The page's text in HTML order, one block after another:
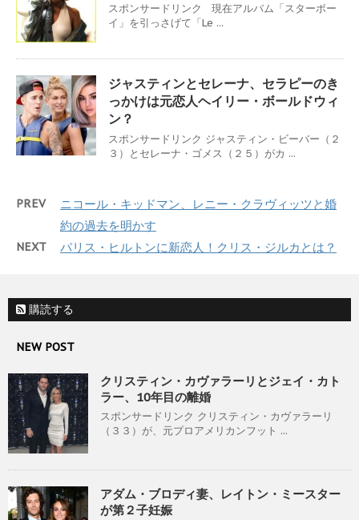
スポンサードリンク 現在アルバム「スターボー
イ」を引っさげて「Le ...
ジャスティンとセレーナ、セラピーのき
っかけは元恋人ヘイリー・ボールドウィ
ン？
スポンサードリンク ジャスティン・ビーバー（２
３）とセレーナ・ゴメス（２５）がカ ...
PREV
ニコール・キッドマン、レニー・クラヴィッツと婚
約の過去を明かす
NEXT パリス・ヒルトンに新恋人！クリス・ジルカとは？
購読する
NEW POST
クリスティン・カヴァラーリとジェイ・カト
ラー、10年目の離婚
スポンサードリンク クリスティン・カヴァラーリ
（３３）が、元プロアメリカンフット ...
アダム・ブロディ妻、レイトン・ミースター
が第２子妊娠